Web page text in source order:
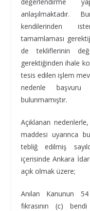
anlaşılmaktadır.
kendilerinden
tamamlaması
de tekliflerinin
gerektiğinden ihale
tesis edilen işlem
nedenle başvuru
bulunmamıştır.
Açıklanan
maddesi uyarınca
tebliğ edilmiş
içerisinde Ankara
açık olmak üzere;
Anılan Kanunun
fıkrasının (c)